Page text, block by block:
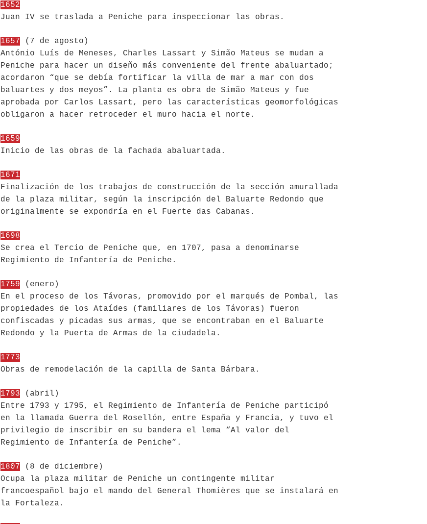
1652
Juan IV se traslada a Peniche para inspeccionar las obras.
1657 (7 de agosto)
António Luís de Meneses, Charles Lassart y Simão Mateus se mudan a
Peniche para hacer un diseño más conveniente del frente abaluartado;
acordaron “que se debía fortificar la villa de mar a mar con dos
baluartes y dos meyos”. La planta es obra de Simão Mateus y fue
aprobada por Carlos Lassart, pero las características geomorfológicas
obligaron a hacer retroceder el muro hacia el norte.
1659
Inicio de las obras de la fachada abaluartada.
1671
Finalización de los trabajos de construcción de la sección amurallada
de la plaza militar, según la inscripción del Baluarte Redondo que
originalmente se expondría en el Fuerte das Cabanas.
1698
Se crea el Tercio de Peniche que, en 1707, pasa a denominarse
Regimiento de Infantería de Peniche.
1759 (enero)
En el proceso de los Távoras, promovido por el marqués de Pombal, las
propiedades de los Ataídes (familiares de los Távoras) fueron
confiscadas y picadas sus armas, que se encontraban en el Baluarte
Redondo y la Puerta de Armas de la ciudadela.
1773
Obras de remodelación de la capilla de Santa Bárbara.
1793 (abril)
Entre 1793 y 1795, el Regimiento de Infantería de Peniche participó
en la llamada Guerra del Rosellón, entre España y Francia, y tuvo el
privilegio de inscribir en su bandera el lema “Al valor del
Regimiento de Infantería de Peniche”.
1807 (8 de diciembre)
Ocupa la plaza militar de Peniche un contingente militar
francoespañol bajo el mando del General Thomières que se instalará en
la Fortaleza.